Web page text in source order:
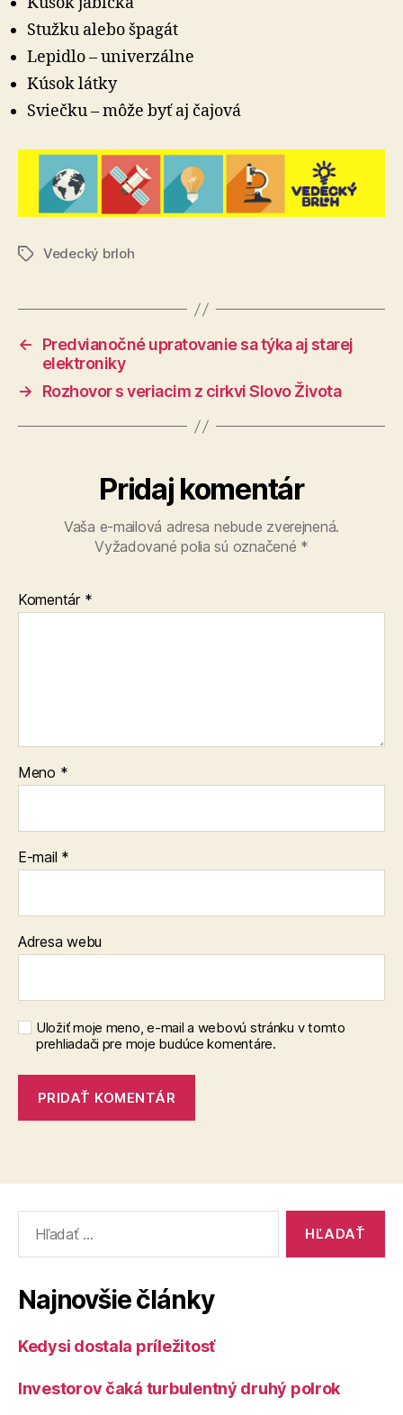
Stužku alebo špagát
Lepidlo – univerzálne
Kúsok látky
Sviečku – môže byť aj čajová
ZnačkyVedecký brloh
←
Predvianočné upratovanie sa týka aj starej
elektroniky
→
Rozhovor s veriacim z cirkvi Slovo Života
Pridaj komentár
Vaša e-mailová adresa nebude zverejnená.
Vyžadované polia sú označené *
Komentár *
Meno *
E-mail *
Adresa webu
Uložiť moje meno, e-mail a webovú stránku v tomto
prehliadači pre moje budúce komentáre.
Najnovšie články
Kedysi dostala príležitosť
Investorov čaká turbulentný druhý polrok